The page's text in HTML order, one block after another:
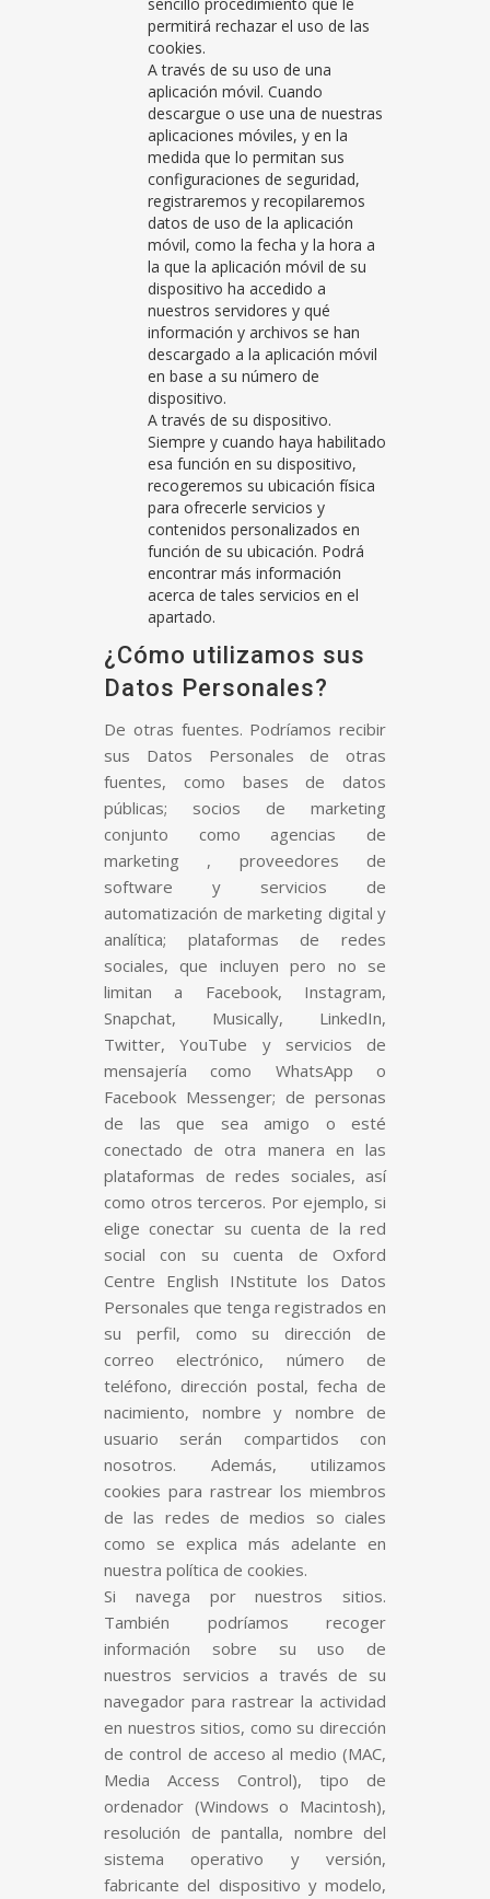
permitirá rechazar el uso de las
cookies.
A través de su uso de una
aplicación móvil. Cuando
descargue o use una de nuestras
aplicaciones móviles, y en la
medida que lo permitan sus
configuraciones de seguridad,
registraremos y recopilaremos
datos de uso de la aplicación
móvil, como la fecha y la hora a
la que la aplicación móvil de su
dispositivo ha accedido a
nuestros servidores y qué
información y archivos se han
descargado a la aplicación móvil
en base a su número de
dispositivo.
A través de su dispositivo.
Siempre y cuando haya habilitado
esa función en su dispositivo,
recogeremos su ubicación física
para ofrecerle servicios y
contenidos personalizados en
función de su ubicación. Podrá
encontrar más información
acerca de tales servicios en el
apartado.
¿Cómo utilizamos sus
Datos Personales?
De otras fuentes. Podríamos recibir
sus Datos Personales de otras
fuentes, como bases de datos
públicas; socios de marketing
conjunto como agencias de
marketing , proveedores de
software y servicios de
automatización de marketing digital y
analítica; plataformas de redes
sociales, que incluyen pero no se
limitan a Facebook, Instagram,
Snapchat, Musically, LinkedIn,
Twitter, YouTube y servicios de
mensajería como WhatsApp o
Facebook Messenger; de personas
de las que sea amigo o esté
conectado de otra manera en las
plataformas de redes sociales, así
como otros terceros. Por ejemplo, si
elige conectar su cuenta de la red
social con su cuenta de Oxford
Centre English INstitute los Datos
Personales que tenga registrados en
su perfil, como su dirección de
correo electrónico, número de
teléfono, dirección postal, fecha de
nacimiento, nombre y nombre de
usuario serán compartidos con
nosotros. Además, utilizamos
cookies para rastrear los miembros
de las redes de medios so ciales
como se explica más adelante en
nuestra política de cookies.
Si navega por nuestros sitios.
También podríamos recoger
información sobre su uso de
nuestros servicios a través de su
navegador para rastrear la actividad
en nuestros sitios, como su dirección
de control de acceso al medio (MAC,
Media Access Control), tipo de
ordenador (Windows o Macintosh),
resolución de pantalla, nombre del
sistema operativo y versión,
fabricante del dispositivo y modelo,